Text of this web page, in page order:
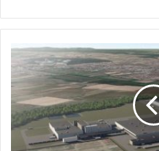
Oradea,
Punct
Strategic
pentru
Nokian
Tyres:
Fabrica